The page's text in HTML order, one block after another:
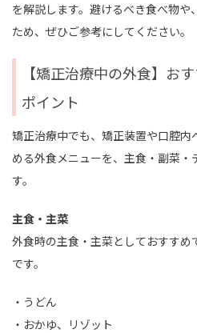
を解説します。避けるべき食べ物や
ため、ぜひご参考にしてください。
【矯正治療中の外食】お
ポイント
矯正治療中でも、矯正装置や口腔内
める外食メニューを、主食・副菜・
す。
主食・主菜
外食時の主食・主菜としておすすめ
です。
・うどん
・おかゆ、リゾット